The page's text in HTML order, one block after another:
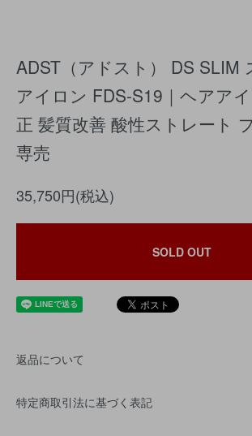
ADST（アドスト） DS SLIM
アイロン FDS-S19｜ヘアア
正 髪質改善 酸性ストレート
専売
35,750円(税込)
SOLD OUT
返品について
特定商取引法に基づく表記